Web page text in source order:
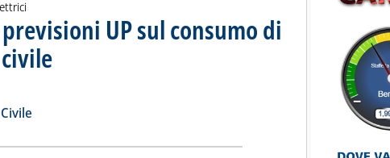
UP sul consumo di
nuove previsioni UP sul consumo di energia nel settore civile'